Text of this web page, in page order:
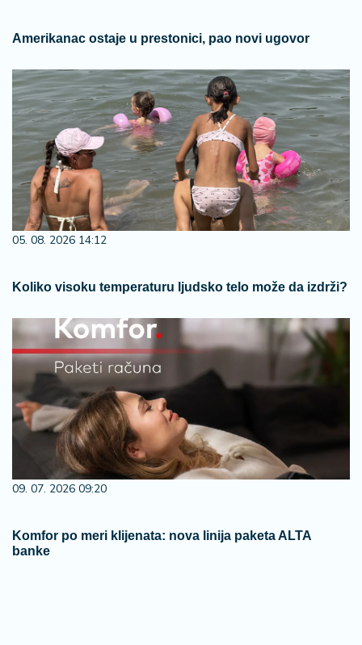
Amerikanac ostaje u prestonici, pao novi ugovor
05. 08. 2026 14:12
Koliko visoku temperaturu ljudsko telo može da izdrži?
09. 07. 2026 09:20
Komfor po meri klijenata: nova linija paketa ALTA
banke